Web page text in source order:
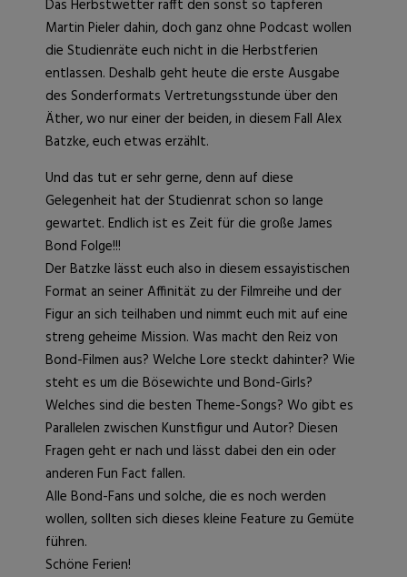
Das Herbstwetter rafft den sonst so tapferen
Martin Pieler dahin, doch ganz ohne Podcast wollen
die Studienräte euch nicht in die Herbstferien
entlassen. Deshalb geht heute die erste Ausgabe
des Sonderformats Vertretungsstunde über den
Äther, wo nur einer der beiden, in diesem Fall Alex
Batzke, euch etwas erzählt.
Und das tut er sehr gerne, denn auf diese
Gelegenheit hat der Studienrat schon so lange
gewartet. Endlich ist es Zeit für die große James
Bond Folge!!!
Der Batzke lässt euch also in diesem essayistischen
Format an seiner Affinität zu der Filmreihe und der
Figur an sich teilhaben und nimmt euch mit auf eine
streng geheime Mission. Was macht den Reiz von
Bond-Filmen aus? Welche Lore steckt dahinter? Wie
steht es um die Bösewichte und Bond-Girls?
Welches sind die besten Theme-Songs? Wo gibt es
Parallelen zwischen Kunstfigur und Autor? Diesen
Fragen geht er nach und lässt dabei den ein oder
anderen Fun Fact fallen.
Alle Bond-Fans und solche, die es noch werden
wollen, sollten sich dieses kleine Feature zu Gemüte
führen.
Schöne Ferien!